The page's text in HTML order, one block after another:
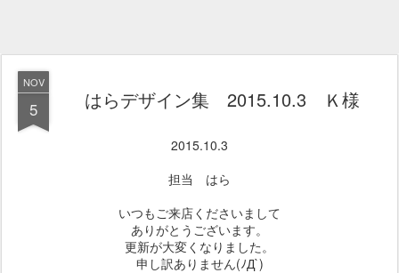
NOV
5 はらデザイン集 2015.10.3 Ｋ様
2015.10.3
担当 はら
いつもご来店くださいまして
ありがとうございます。
更新が大変くなりました。
申し訳ありません(ﾉД`)